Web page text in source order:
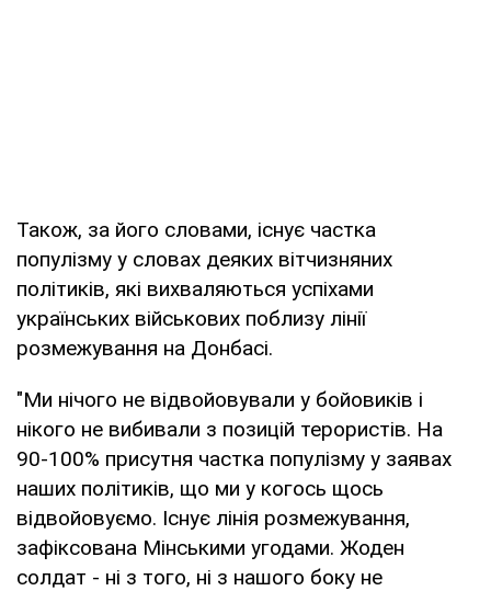
Також, за його словами, існує частка
популізму у словах деяких вітчизняних
політиків, які вихваляються успіхами
українських військових поблизу лінії
розмежування на Донбасі.
"Ми нічого не відвойовували у бойовиків і
нікого не вибивали з позицій терористів. На
90-100% присутня частка популізму у заявах
наших політиків, що ми у когось щось
відвойовуємо. Існує лінія розмежування,
зафіксована Мінськими угодами. Жоден
солдат - ні з того, ні з нашого боку не